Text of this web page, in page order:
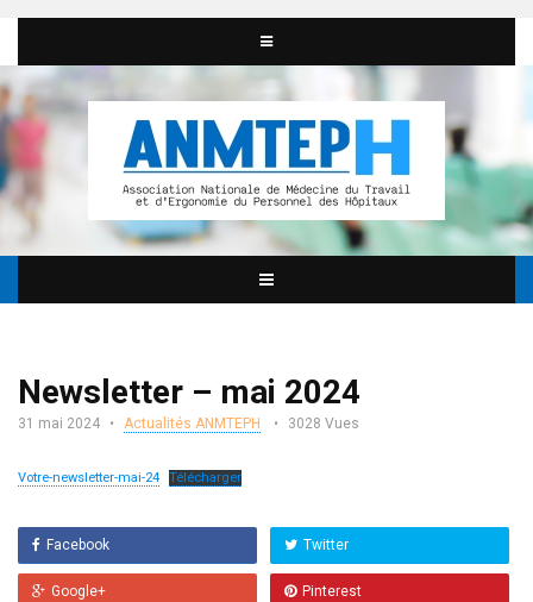
Newsletter – mai 2024
31 mai 2024 Actualités ANMTEPH 3028 Vues
Votre-newsletter-mai-24 Télécharger
Facebook Twitter
Google+ Pinterest